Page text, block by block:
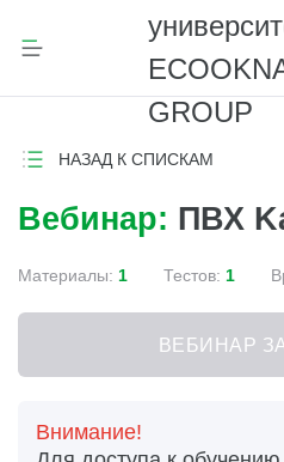
НАЗАД К СПИСКАМ
Вебинар: ПВХ
Материалы: 1 Тестов: 1
ВЕБИНАР
Внимание!